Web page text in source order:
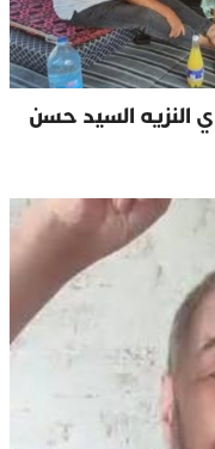
النزيه السيد حسن